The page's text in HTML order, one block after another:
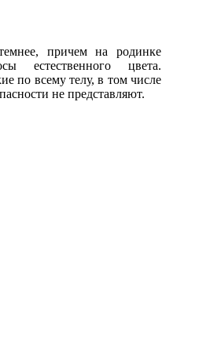
причем на родинке
естественного цвета.
по всему телу, в том числе
не представляют.